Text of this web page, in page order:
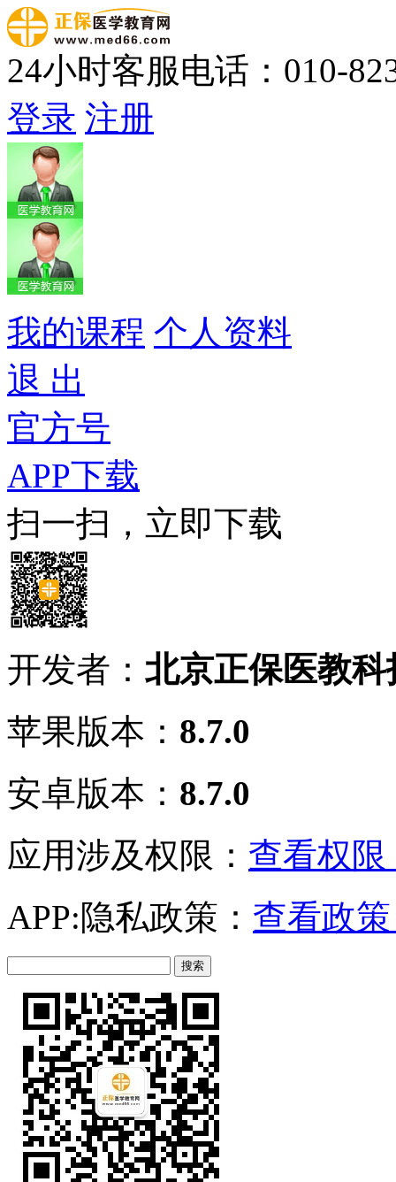
24小时客服电话：010-
登录 注册
我的课程 个人资料
退 出
官方号
APP下载
扫一扫，立即下载
开发者： 北京正保医教
苹果版本： 8.7.0
安卓版本： 8.7.0
应用涉及权限： 查看权限
APP:隐私政策： 查看政